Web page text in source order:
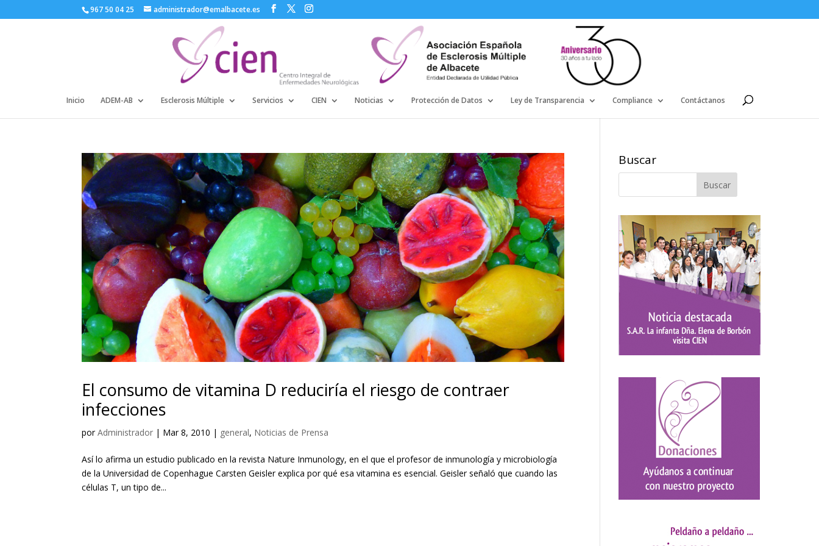
967 50 04 25 administrador@emalbacete.es
Inicio ADEM-AB Esclerosis Múltiple Servicios CIEN Noticias Protección de Datos Ley de Transparencia Compliance Contáctanos
El consumo de vitamina D reduciría el riesgo de contraer
infecciones
porAdministrador | Mar 8, 2010 | general, Noticias de Prensa
Así lo afirma un estudio publicado en la revista Nature Inmunology, en el que el profesor de inmunología y microbiología
de la Universidad de Copenhague Carsten Geisler explica por qué esa vitamina es esencial. Geisler señaló que cuando las
células T, un tipo de...
Buscar